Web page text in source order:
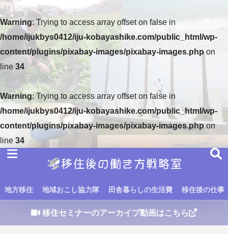
Warning: Trying to access array offset on false in
/home/ijukbys0412/iju-kobayashike.com/public_html/wp-
content/plugins/pixabay-images/pixabay-images.phpon
line 34
Warning: Trying to access array offset on false in
/home/ijukbys0412/iju-kobayashike.com/public_html/wp-
content/plugins/pixabay-images/pixabay-images.phpon
line 34
地方移住 地域おこし協力隊 田舎暮らしの生活費 移住後の仕事
移住セミナーのアーカイブ動画はこちら